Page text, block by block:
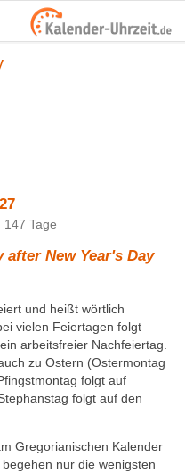
147 Tage
after New Year's Day
und heißt wörtlich
vielen Feiertagen folgt
arbeitsfreier Nachfeiertag.
zu Ostern (Ostermontag
folgt auf
folgt auf den
Gregorianischen Kalender
nur die wenigsten